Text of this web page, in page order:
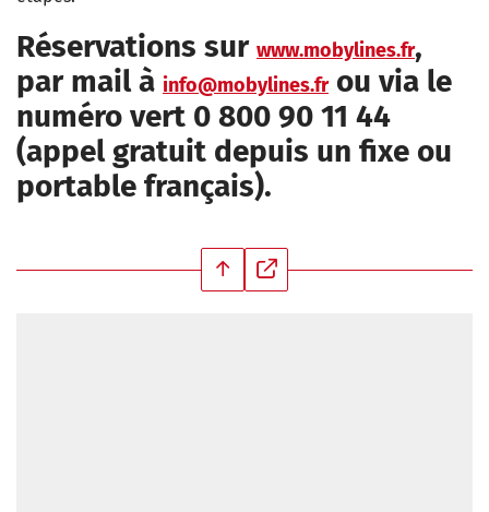
Réservations sur www.mobylines.fr,
par mail à info@mobylines.frou via le
numéro vert 0 800 90 11 44
(appel gratuit depuis un fixe ou
portable français).